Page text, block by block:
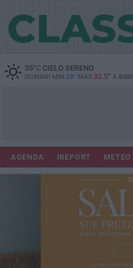
35°CCIELO SERENO
DOMANI MIN 24° MAX 32.5° A BARI
AGENDA IREPORT METEO